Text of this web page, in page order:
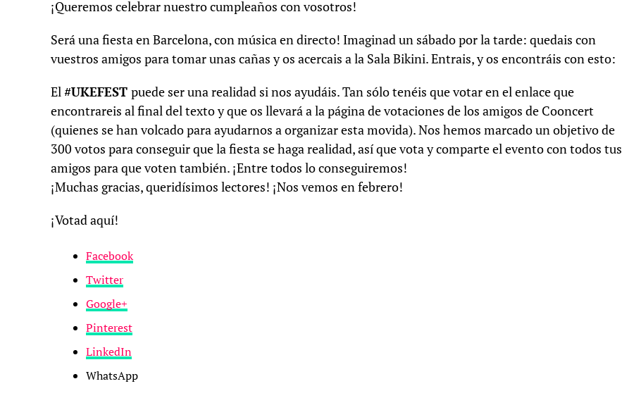
¡Queremos celebrar nuestro cumpleaños con vosotros!
Será una fiesta en Barcelona, con música en directo! Imaginad un sábado por la tarde: quedais con
vuestros amigos para tomar unas cañas y os acercais a la Sala Bikini. Entrais, y os encontráis con esto:
El#UKEFEST puede ser una realidad si nos ayudáis. Tan sólo tenéis que votar en el enlace que
encontrareis al final del texto y que os llevará a la página de votaciones de los amigos de Cooncert
(quienes se han volcado para ayudarnos a organizar esta movida). Nos hemos marcado un objetivo de
300 votos para conseguir que la fiesta se haga realidad, así que vota y comparte el evento con todos tus
amigos para que voten también. ¡Entre todos lo conseguiremos!
¡Muchas gracias, queridísimos lectores! ¡Nos vemos en febrero!
¡Votad aquí!
Facebook
Twitter
Google+
Pinterest
LinkedIn
WhatsApp